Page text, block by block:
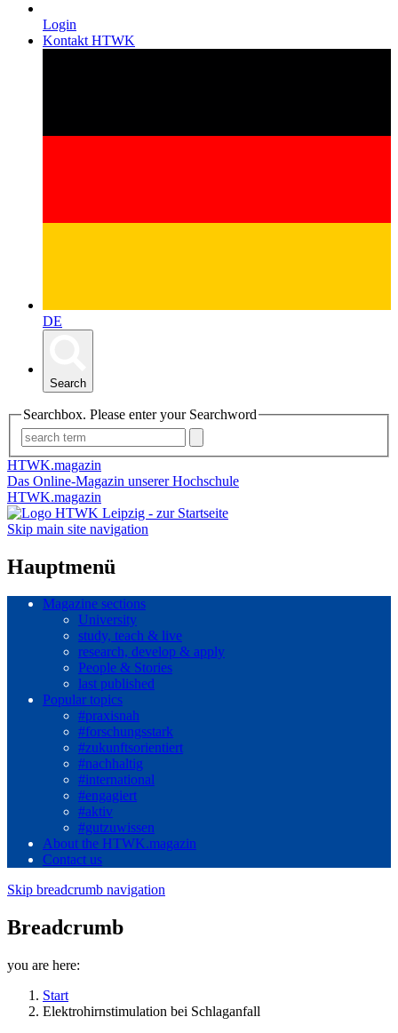
Login
Kontakt HTWK
DE
Search
Searchbox. Please enter your Searchword
HTWK.magazin
Das Online-Magazin unserer Hochschule
HTWK.magazin
Skip main site navigation
Hauptmenü
Magazine sections
University
study, teach & live
research, develop & apply
People & Stories
last published
Popular topics
#praxisnah
#forschungsstark
#zukunftsorientiert
#nachhaltig
#international
#engagiert
#aktiv
#gutzuwissen
About the HTWK.magazin
Contact us
Skip breadcrumb navigation
Breadcrumb
you are here:
Start
Elektrohirnstimulation bei Schlaganfall